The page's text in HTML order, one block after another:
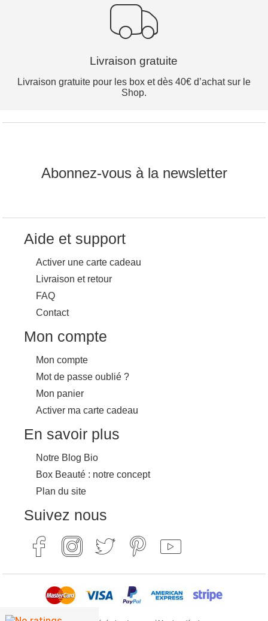
Livraison gratuite
Livraison gratuite pour les box et dès 40€ d’achat sur le
Shop.
Abonnez-vous à la newsletter
Aide et support
Activer une carte cadeau
Livraison et retour
FAQ
Contact
Mon compte
Mon compte
Mot de passe oublié ?
Mon panier
Activer ma carte cadeau
En savoir plus
Notre Blog Bio
Box Beauté : notre concept
Plan du site
Suivez nous